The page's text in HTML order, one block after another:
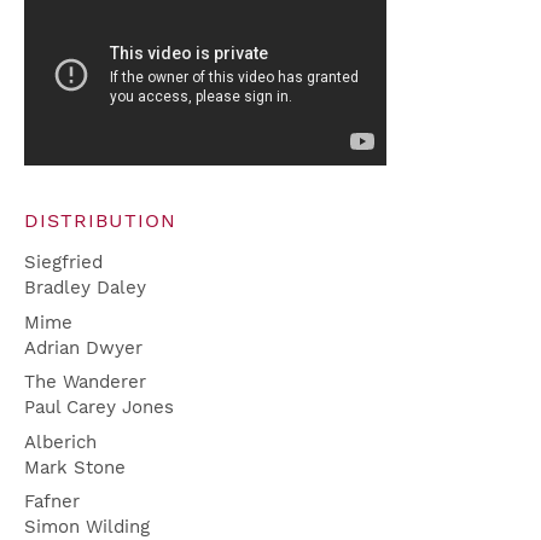
DISTRIBUTION
Siegfried
Bradley Daley
Mime
Adrian Dwyer
The Wanderer
Paul Carey Jones
Alberich
Mark Stone
Fafner
Simon Wilding